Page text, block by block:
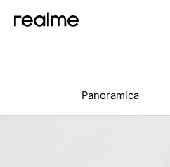
Panoramica